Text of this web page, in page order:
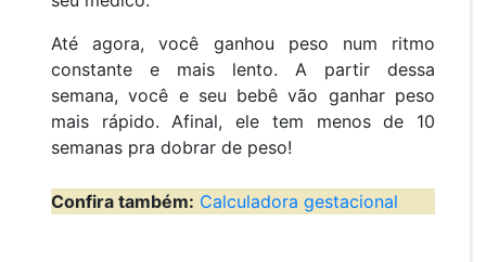
Até agora, você ganhou peso num ritmo
constante e mais lento. A partir dessa
semana, você e seu bebê vão ganhar peso
mais rápido. Afinal, ele tem menos de 10
semanas pra dobrar de peso!
Confira também: Calculadora gestacional